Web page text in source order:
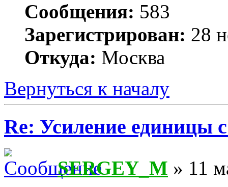
Сообщения: 583
Зарегистрирован: 28
Откуда: Москва
Вернуться к началу
Re: Усиление единицы
SERGEY_M » 11